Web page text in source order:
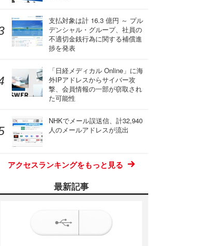
支払対象は計 16.3 億円 ～ プル
デンシャル・グループ、社員の
不適切金銭行為に関する補償進
捗を発表
「日経メディカル Online」に海
外IPアドレスからサイバー攻
撃、会員情報の一部が窃取され
た可能性
NHKでメール誤送信、計32,940
人のメールアドレスが流出
アクセスランキングをもっと見る
最新記事